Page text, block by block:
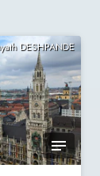
DESHPANDE